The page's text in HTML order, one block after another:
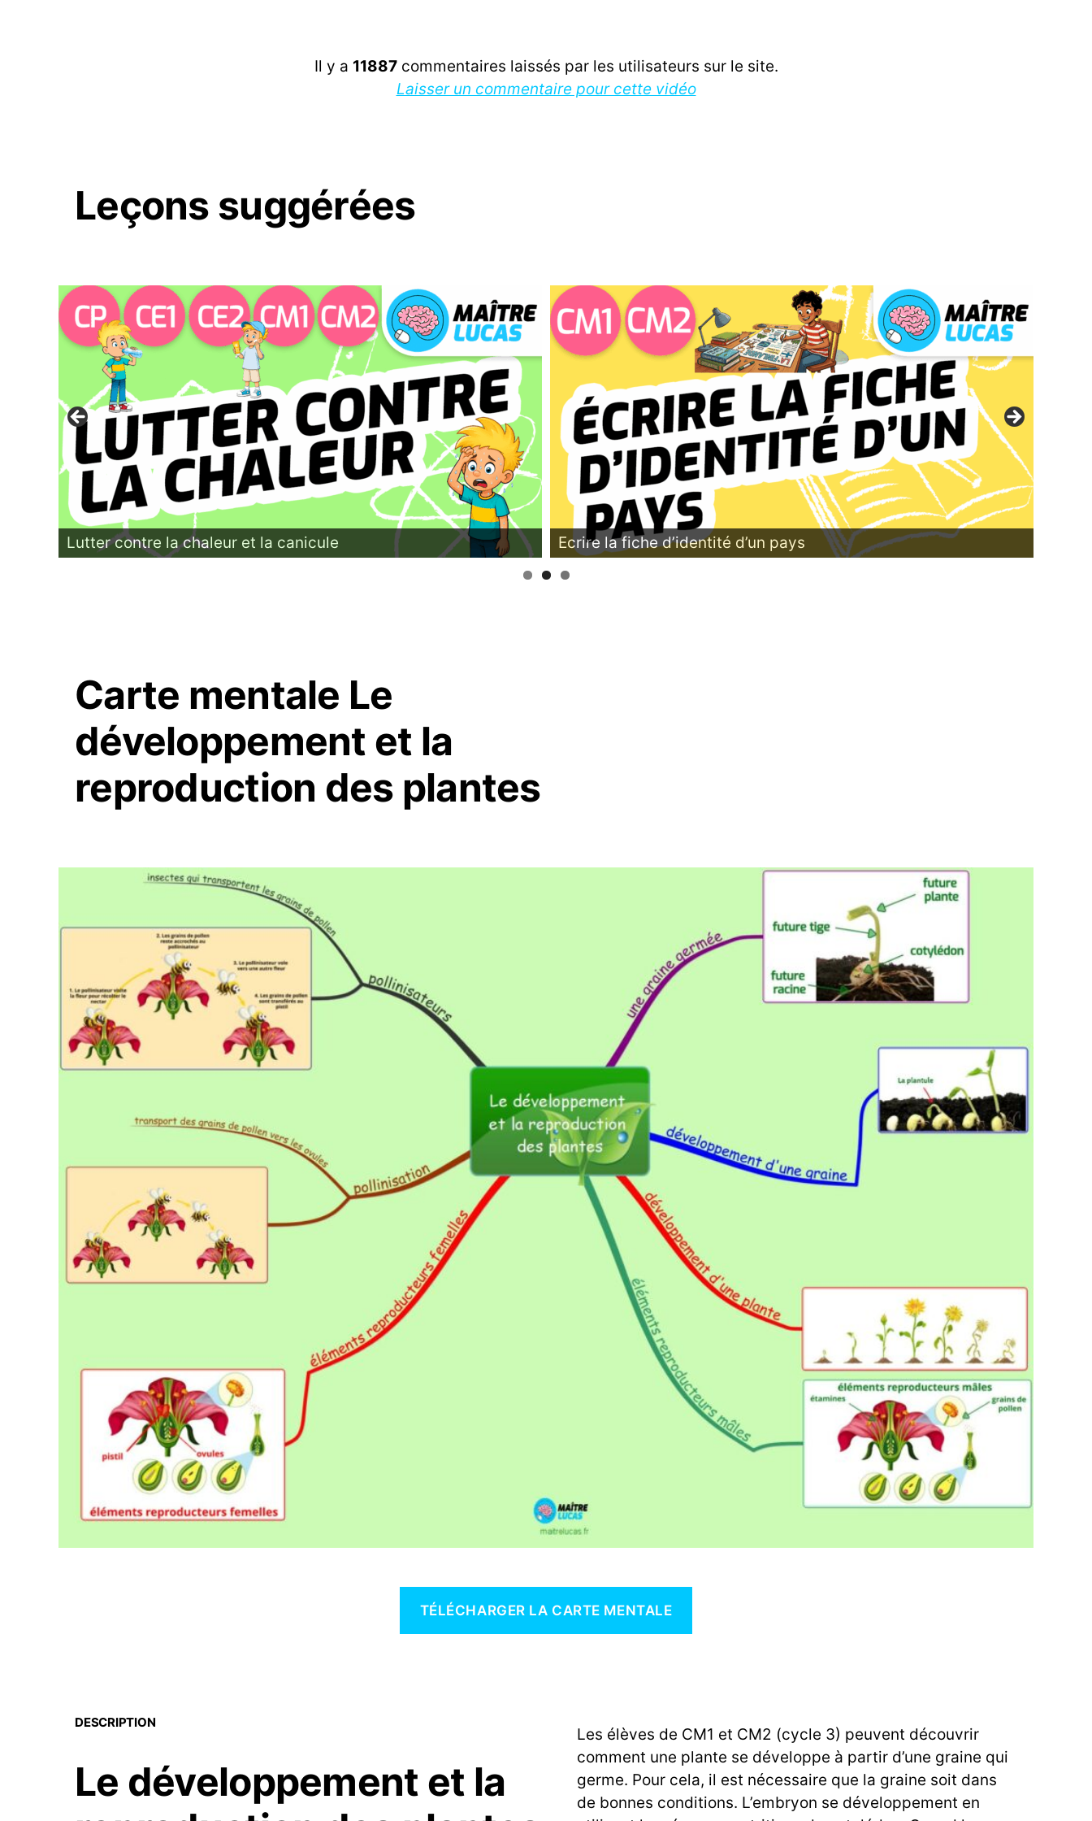
Il y a 11887commentaires laissés par les utilisateurs sur le site.
Laisser un commentaire pour cette vidéo
Leçons suggérées
Lutter contre la chaleur et la canicule Ecrire la fiche d’identité d’un pays
Carte mentale Le
développement et la
reproduction des plantes
TÉLÉCHARGER LA CARTE MENTALE
DESCRIPTION
Le développement et la
Les élèves de CM1 et CM2 (cycle 3) peuvent découvrir
comment une plante se développe à partir d’une graine qui
germe. Pour cela, il est nécessaire que la graine soit dans
de bonnes conditions. L’embryon se développement en